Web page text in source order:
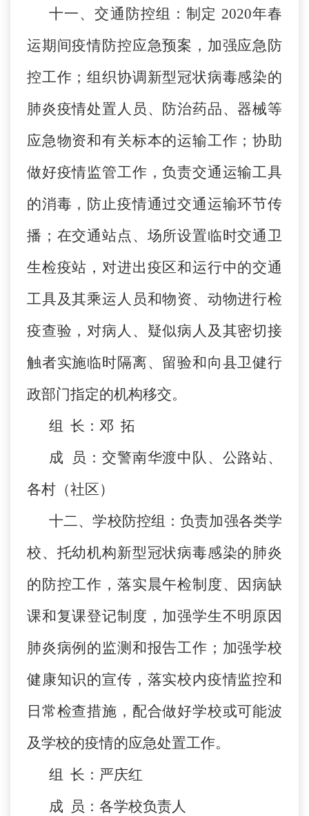
十一、交通防控组：制定 2020年春
运期间疫情防控应急预案，加强应急防
控工作；组织协调新型冠状病毒感染的
肺炎疫情处置人员、防治药品、器械等
应急物资和有关标本的运输工作；协助
做好疫情监管工作，负责交通运输工具
的消毒，防止疫情通过交通运输环节传
播；在交通站点、场所设置临时交通卫
生检疫站，对进出疫区和运行中的交通
工具及其乘运人员和物资、动物进行检
疫查验，对病人、疑似病人及其密切接
触者实施临时隔离、留验和向县卫健行
政部门指定的机构移交。
组 长：邓 拓
成 员：交警南华渡中队、公路站、
各村（社区）
十二、学校防控组：负责加强各类学
校、托幼机构新型冠状病毒感染的肺炎
的防控工作，落实晨午检制度、因病缺
课和复课登记制度，加强学生不明原因
肺炎病例的监测和报告工作；加强学校
健康知识的宣传，落实校内疫情监控和
日常检查措施，配合做好学校或可能波
及学校的疫情的应急处置工作。
组 长：严庆红
成 员：各学校负责人